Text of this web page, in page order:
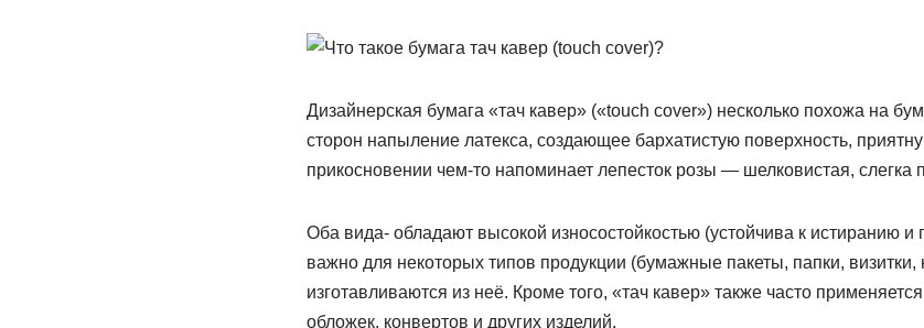
Дизайнерская бумага «тач кавер» («touch cover») несколько похожа на
сторон напыление латекса, создающее бархатистую поверхность,
прикосновении чем-то напоминает лепесток розы — шелковистая, слегка
Оба вида- обладают высокой износостойкостью (устойчива к истиранию и
важно для некоторых типов продукции (бумажные пакеты, папки, визитки,
изготавливаются из неё. Кроме того, «тач кавер» также часто
обложек, конвертов и других изделий.